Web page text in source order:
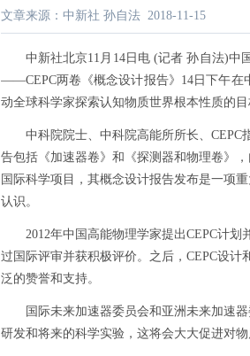
文章来源：中新社 孙自法 2018-11-15
中新社北京11月14日电 (记者 孙自法)中国
——CEPC两卷《概念设计报告》14日下午在
动全球科学家探索认知物质世界根本性质的目
中科院院士、中科院高能所所长、CEPC指
告包括《加速器卷》和《探测器和物理卷》
国际科学项目，其概念设计报告发布是一项
认识。
2012年中国高能物理学家提出CEPC计划
过国际评审并获积极评价。之后，CEPC设
泛的赞誉和支持。
国际未来加速器委员会和亚洲未来加速器
研发和将来的科学实验，这将会大大促进对